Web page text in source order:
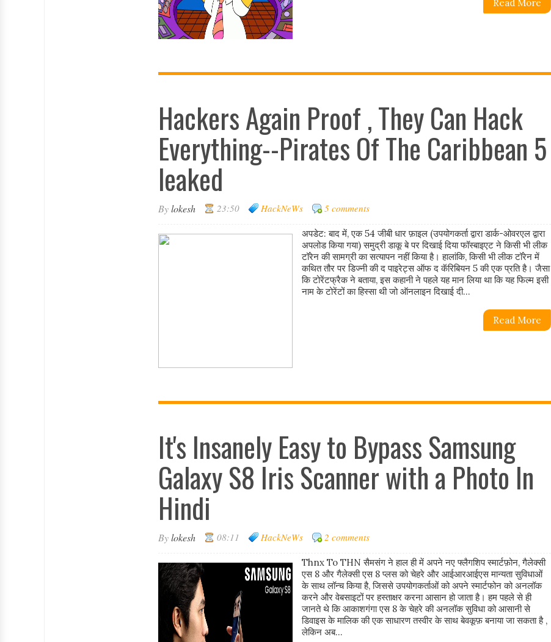
Read More
Hackers Again Proof , They Can Hack
Everything--Pirates Of The Caribbean 5
leaked
Bylokesh 23:50 HackNeWs 5 comments
अपडेट: बाद में, एक 54 जीबी धार फ़ाइल (उपयोगकर्ता द्वारा डार्क-ओवरएल द्वारा
अपलोड किया गया) समुद्री डाकू बे पर दिखाई दिया फॉस्बाइएट ने किसी भी लीक
टॉरेन की सामग्री का सत्यापन नहीं किया है। हालांकि, किसी भी लीक टॉरेन में
कथित तौर पर डिज्नी की द पाइरेट्स ऑफ द कॅरिबियन 5 की एक प्रति है। जैसा
कि टोरेंटफ्रैक ने बताया, इस कहानी ने पहले यह मान लिया था कि यह फिल्म इसी
नाम के टोरेंटों का हिस्सा थी जो ऑनलाइन दिखाई दी...
Read More
It's Insanely Easy to Bypass Samsung
Galaxy S8 Iris Scanner with a Photo In
Hindi
Bylokesh 08:11 HackNeWs 2 comments
Thnx To THN सैमसंग ने हाल ही में अपने नए फ्लैगशिप स्मार्टफ़ोन, गैलेक्सी
एस 8 और गैलेक्सी एस 8 प्लस को चेहरे और आईआरआईएस मान्यता सुविधाओं
के साथ लॉन्च किया है, जिससे उपयोगकर्ताओं को अपने स्मार्टफोन को अनलॉक
करने और वेबसाइटों पर हस्ताक्षर करना आसान हो जाता है। हम पहले से ही
जानते थे कि आकाशगंगा एस 8 के चेहरे की अनलॉक सुविधा को आसानी से
डिवाइस के मालिक की एक साधारण तस्वीर के साथ बेवकूफ़ बनाया जा सकता है ,
लेकिन अब...